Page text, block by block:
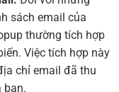
sách email của
thường tích hợp
Việc tích hợp này
chỉ email đã thu
bạn.